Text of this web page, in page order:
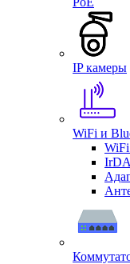
IP камеры
WiFi и